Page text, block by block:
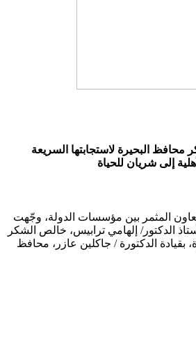
البحيرة لاستجابتها السريعة
إلى شريان للحياة
المثمر بين مؤسسات الدولة، وجّهت
الدكتور/ إلهامي ترابيس، خالص الشكر
بقيادة الدكتورة / جاكلين عازر، محافظ